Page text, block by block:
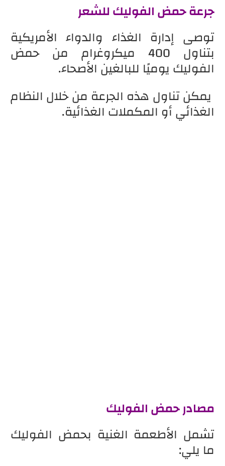
جرعة حمض الفوليك للشعر
توصى إدارة الغذاء والدواء الأمريكية
بتناول 400 ميكروغرام من حمض
الفوليك يوميًا للبالغين الأصحاء.
يمكن تناول هذه الجرعة من خلال النظام
الغذائي أو المكملات الغذائية.
مصادر حمض الفوليك
تشمل الأطعمة الغنية بحمض الفوليك
ما يلي: